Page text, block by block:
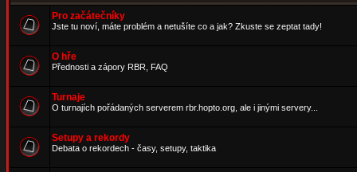
Pro začátečníky
Jste tu noví, máte problém a netušíte co a jak? Zkuste se zeptat tady!
O hře
Přednosti a zápory RBR, FAQ
Turnaje
O turnajích pořádaných serverem rbr.hopto.org, ale i jinými servery...
Setupy a rekordy
Debata o rekordech - časy, setupy, taktika